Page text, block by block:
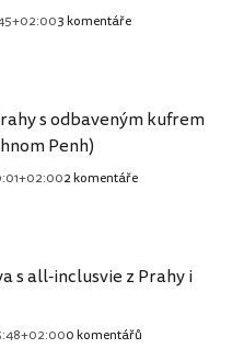
3 komentáře
s odbaveným kufrem
Penh)
2 komentáře
s all-inclusvie z Prahy i
0 komentářů